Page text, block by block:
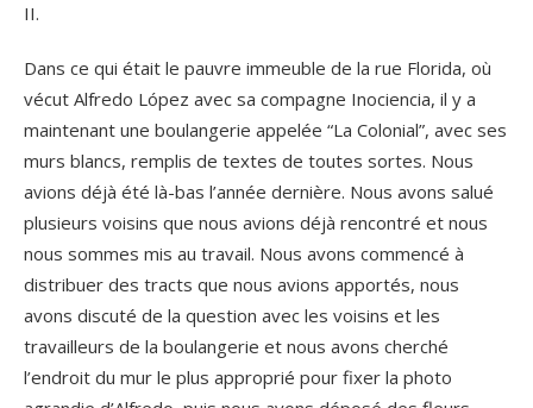
II.
Dans ce qui était le pauvre immeuble de la rue Florida, où
vécut Alfredo López avec sa compagne Inociencia, il y a
maintenant une boulangerie appelée “La Colonial”, avec ses
murs blancs, remplis de textes de toutes sortes. Nous
avions déjà été là-bas l’année dernière. Nous avons salué
plusieurs voisins que nous avions déjà rencontré et nous
nous sommes mis au travail. Nous avons commencé à
distribuer des tracts que nous avions apportés, nous
avons discuté de la question avec les voisins et les
travailleurs de la boulangerie et nous avons cherché
l’endroit du mur le plus approprié pour fixer la photo